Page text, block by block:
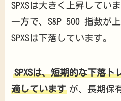
SPXSは大きく上昇していま
一方で、S&P 500 指数が
SPXSは下落しています。
SPXSは、短期的な下落
適しています が、長期保